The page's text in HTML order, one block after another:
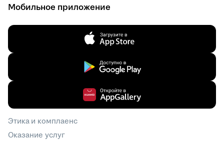
Мобильное приложение
Этика и комплаенс
Оказание услуг